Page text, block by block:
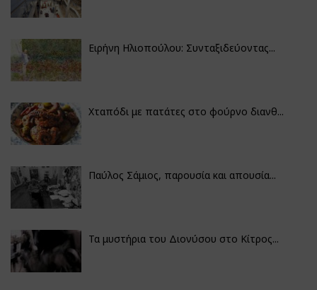
Ειρήνη Ηλιοπούλου: Συνταξιδεύοντας...
Χταπόδι με πατάτες στο φούρνο διανθ...
Παύλος Σάμιος, παρουσία και απουσία...
Τα μυστήρια του Διονύσου στο Κίτρος...